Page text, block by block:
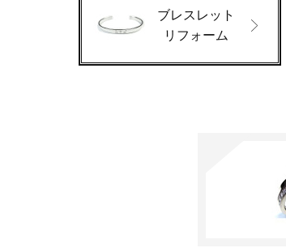
ブレスレット
リフォーム